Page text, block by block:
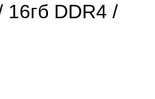
DDR4 /